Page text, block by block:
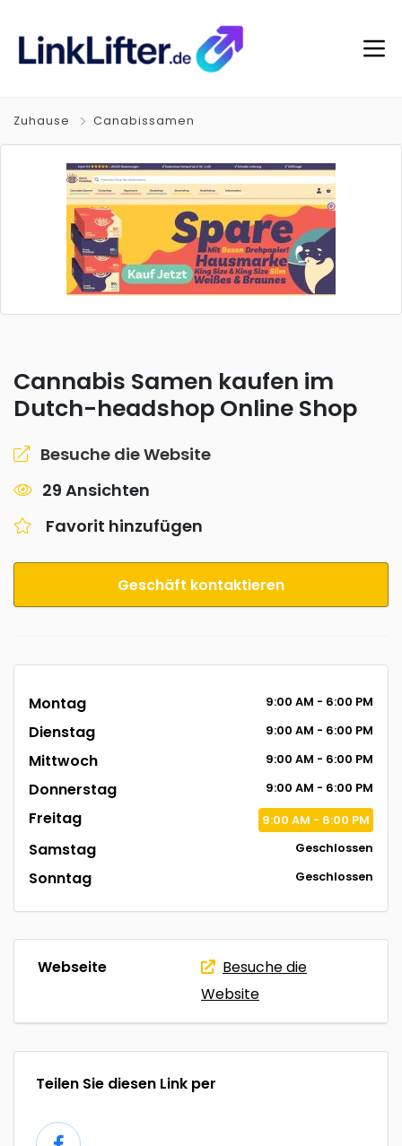
Zuhause Canabissamen
Cannabis Samen kaufen im
Dutch-headshop Online Shop
Besuche die Website
29 Ansichten
Favorit hinzufügen
Geschäft kontaktieren
Montag 9:00 AM - 6:00 PM
Dienstag 9:00 AM - 6:00 PM
Mittwoch 9:00 AM - 6:00 PM
Donnerstag 9:00 AM - 6:00 PM
Freitag 9:00 AM - 6:00 PM
Samstag Geschlossen
Sonntag Geschlossen
Webseite
Besuche die
Website
Teilen Sie diesen Link per